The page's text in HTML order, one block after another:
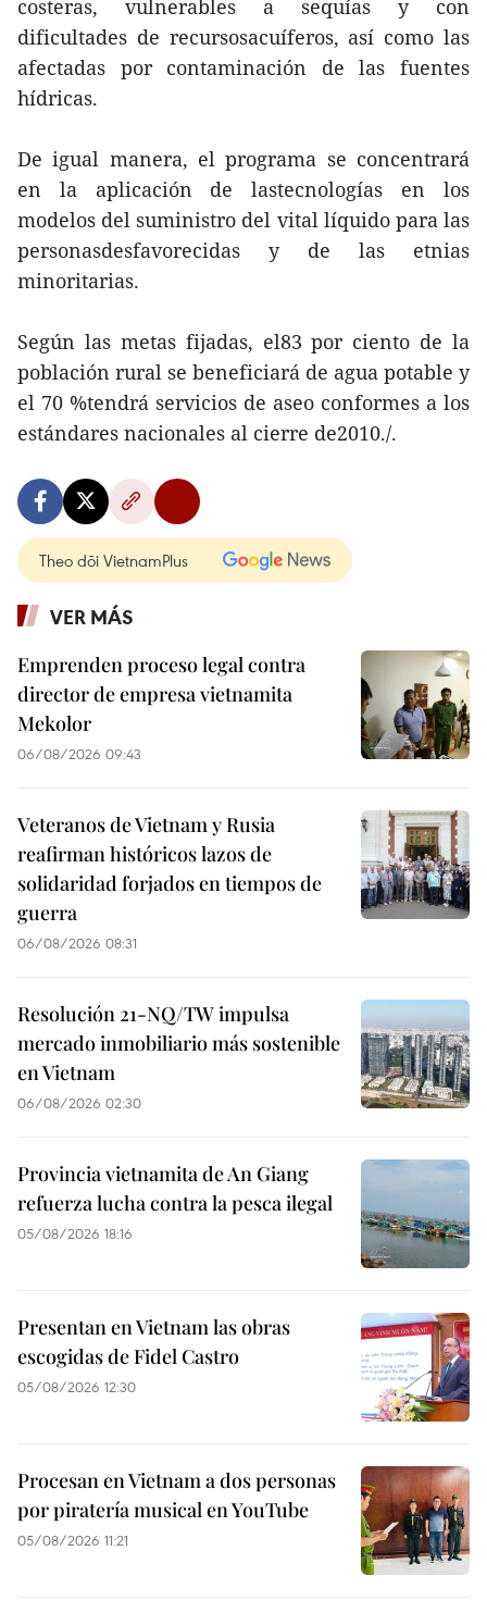
costeras, vulnerables a sequías y con
dificultades de recursosacuíferos, así como las
afectadas por contaminación de las fuentes
hídricas.
De igual manera, el programa se concentrará
en la aplicación de lastecnologías en los
modelos del suministro del vital líquido para las
personasdesfavorecidas y de las etnias
minoritarias.
Según las metas fijadas, el83 por ciento de la
población rural se beneficiará de agua potable y
el 70 %tendrá servicios de aseo conformes a los
estándares nacionales al cierre de2010./.
Theo dõi VietnamPlus
VER MÁS
Emprenden proceso legal contra
director de empresa vietnamita
Mekolor
06/08/2026 09:43
Veteranos de Vietnam y Rusia
reafirman históricos lazos de
solidaridad forjados en tiempos de
guerra
06/08/2026 08:31
Resolución 21-NQ/TW impulsa
mercado inmobiliario más sostenible
en Vietnam
06/08/2026 02:30
Provincia vietnamita de An Giang
refuerza lucha contra la pesca ilegal
05/08/2026 18:16
Presentan en Vietnam las obras
escogidas de Fidel Castro
05/08/2026 12:30
Procesan en Vietnam a dos personas
por piratería musical en YouTube
05/08/2026 11:21